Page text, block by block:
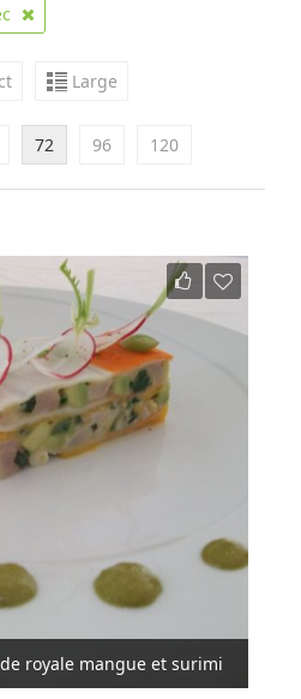
Large
72 96 120
royale mangue et surimi